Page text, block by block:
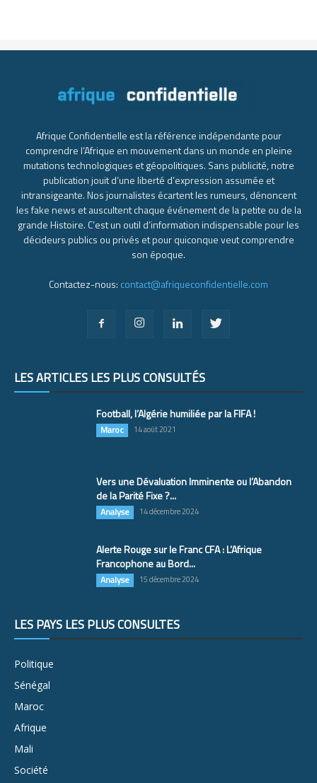
Afrique Confidentielle est la référence indépendante pour
comprendre l’Afrique en mouvement dans un monde en pleine
mutations technologiques et géopolitiques. Sans publicité, notre
publication jouit d’une liberté d’expression assumée et
intransigeante. Nos journalistes écartent les rumeurs, dénoncent
les fake news et auscultent chaque événement de la petite ou de la
grande Histoire. C’est un outil d’information indispensable pour les
décideurs publics ou privés et pour quiconque veut comprendre
son époque.
Contactez-nous: contact@afriqueconfidentielle.com
LES ARTICLES LES PLUS CONSULTÉS
Football, l’Algérie humiliée par la FIFA !
Maroc 14 août 2021
Vers une Dévaluation Imminente ou l’Abandon
de la Parité Fixe ?...
Analyse 14 décembre 2024
Alerte Rouge sur le Franc CFA : L’Afrique
Francophone au Bord...
Analyse 15 décembre 2024
LES PAYS LES PLUS CONSULTÉS
Politique
Sénégal
Maroc
Afrique
Mali
Société